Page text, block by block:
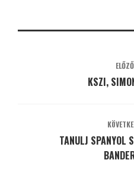
KSZI,
TANULJ SPANYOL